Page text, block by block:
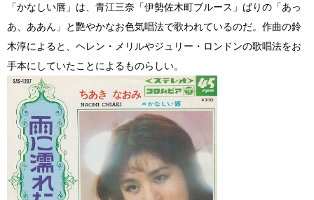
「かなしい唇」は、青江三奈「伊勢佐木町ブルース」ばりの「あっ
あ、ああん」と艷やかなお色気唱法で歌われているのだ。作曲の鈴
木淳によると、ヘレン・メリルやジュリー・ロンドンの歌唱法をお
手本にしていたことによるものらしい。